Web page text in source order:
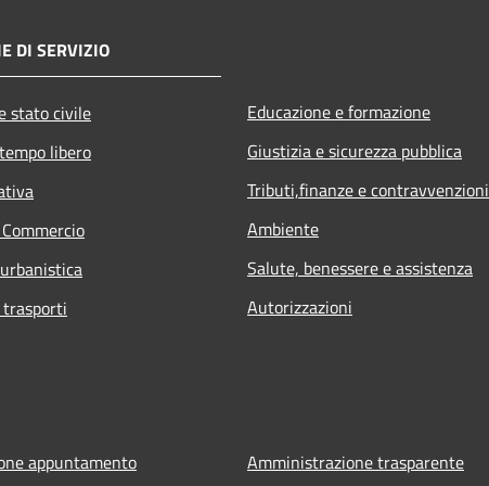
DI SERVIZIO
stato civile
libero
Educazione e formazione
Giustizia e sicurezza pubblica
Tributi,finanze e contravvenzioni
Ambiente
Salute, benessere e assistenza
Autorizzazioni
appuntamento Amministrazione trasparente